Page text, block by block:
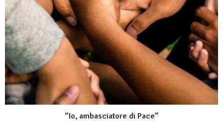
“Io, ambasciatore di Pace”